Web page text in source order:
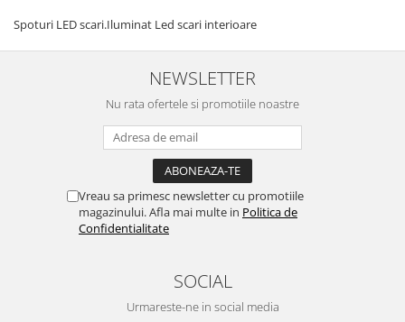
Spoturi LED scari.Iluminat Led scari interioare
NEWSLETTER
Nu rata ofertele si promotiile noastre
Vreau sa primesc newsletter cu promotiile
magazinului. Afla mai multe in Politica de
Confidentialitate
SOCIAL
Urmareste-ne in social media